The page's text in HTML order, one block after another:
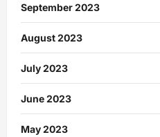
September 2023
August 2023
July 2023
June 2023
May 2023